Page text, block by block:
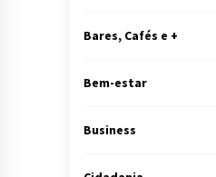
Bares, Cafés e +
Bem-estar
Business